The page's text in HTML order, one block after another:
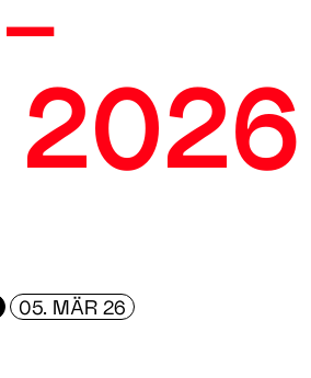
2026
05. MÄR 26